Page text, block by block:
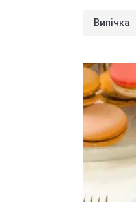
Випічка